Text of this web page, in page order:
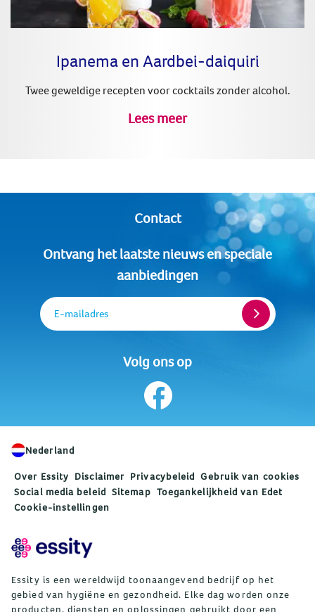
Ipanema en Aardbei-daiquiri
Twee geweldige recepten voor cocktails zonder alcohol.
Lees meer
Contact
Ontvang het laatste nieuws en speciale
aanbiedingen
E-mailadres
Volg ons op
Nederland
Over Essity Disclaimer Privacybeleid Gebruik van cookies
Social media beleid Sitemap Toegankelijkheid van Edet
Cookie-instellingen
Essity is een wereldwijd toonaangevend bedrijf op het
gebied van hygiëne en gezondheid. Elke dag worden onze
producten, diensten en oplossingen gebruikt door een